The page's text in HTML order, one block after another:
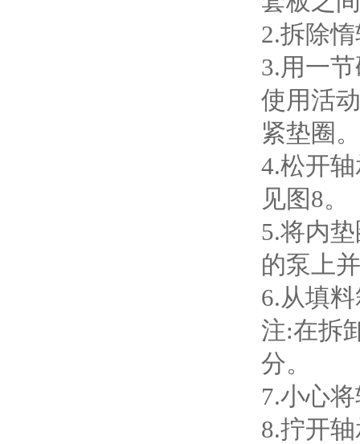
2.拆除
3.用一
使用活
紧垫圈。
4.松开
见图8。
5.将内
的泵上
6.从填
注:在拆
分。
7.小心
8.拧开